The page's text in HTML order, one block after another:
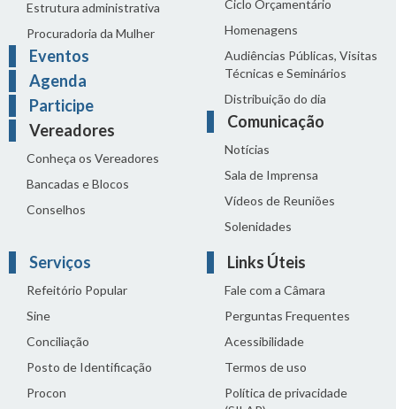
Estrutura administrativa
Procuradoria da Mulher
Eventos
Agenda
Participe
Vereadores
Conheça os Vereadores
Bancadas e Blocos
Conselhos
Ciclo Orçamentário
Homenagens
Audiências Públicas, Visitas
Técnicas e Seminários
Distribuição do dia
Comunicação
Notícias
Sala de Imprensa
Vídeos de Reuniões
Solenidades
Serviços
Refeitório Popular
Sine
Conciliação
Posto de Identificação
Procon
Links Úteis
Fale com a Câmara
Perguntas Frequentes
Acessibilidade
Termos de uso
Política de privacidade